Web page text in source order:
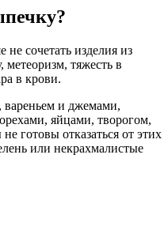
сочетать изделия из
метеоризм, тяжесть в
в крови.
вареньем и джемами,
яйцами, творогом,
готовы отказаться от этих
или некрахмалистые